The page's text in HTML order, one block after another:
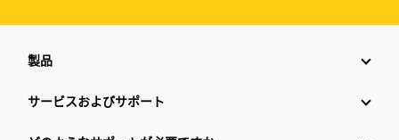
製品
サービスおよびサポート